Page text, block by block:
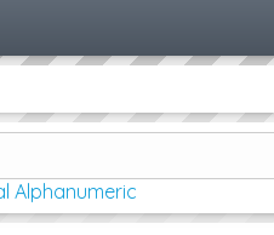
Alphanumeric